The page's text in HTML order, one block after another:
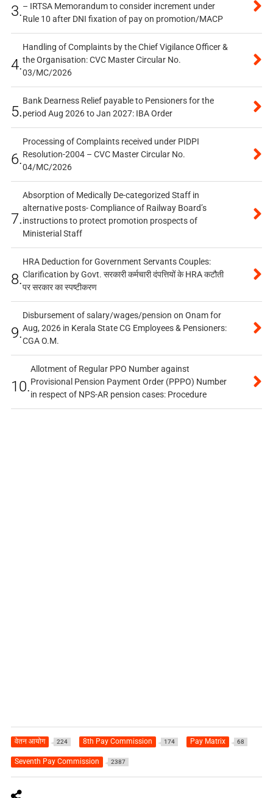
3.– IRTSA Memorandum to consider increment under
Rule 10 after DNI fixation of pay on promotion/MACP
4.
Handling of Complaints by the Chief Vigilance Officer &
the Organisation: CVC Master Circular No.
03/MC/2026
5.
Bank Dearness Relief payable to Pensioners for the
period Aug 2026 to Jan 2027: IBA Order
6.
Processing of Complaints received under PIDPI
Resolution-2004 – CVC Master Circular No.
04/MC/2026
7.
Absorption of Medically De-categorized Staff in
alternative posts- Compliance of Railway Board’s
instructions to protect promotion prospects of
Ministerial Staff
8.
HRA Deduction for Government Servants Couples:
Clarification by Govt. सरकारी कर्मचारी दंपत्तियों के HRA कटौती
पर सरकार का स्पष्टीकरण
9.
Disbursement of salary/wages/pension on Onam for
Aug, 2026 in Kerala State CG Employees & Pensioners:
CGA O.M.
10.
Allotment of Regular PPO Number against
Provisional Pension Payment Order (PPPO) Number
in respect of NPS-AR pension cases: Procedure
वेतन आयोग 224 8th Pay Commission 174 Pay Matrix 68
Seventh Pay Commission 2387